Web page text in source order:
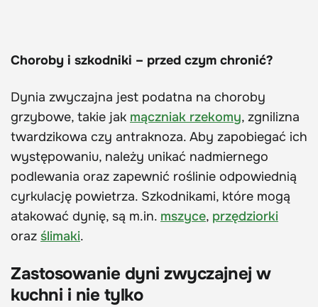
Choroby i szkodniki – przed czym chronić?
Dynia zwyczajna jest podatna na choroby
grzybowe, takie jak mączniak rzekomy, zgnilizna
twardzikowa czy antraknoza. Aby zapobiegać ich
występowaniu, należy unikać nadmiernego
podlewania oraz zapewnić roślinie odpowiednią
cyrkulację powietrza. Szkodnikami, które mogą
atakować dynię, są m.in. mszyce, przędziorki
oraz ślimaki.
Zastosowanie dyni zwyczajnej w
kuchni i nie tylko